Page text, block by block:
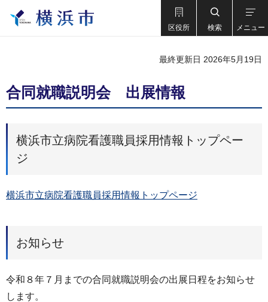
区役所 検索 メニュー
最終更新日 2026年5月19日
合同就職説明会 出展情報
横浜市立病院看護職員採用情報トップペー
ジ
横浜市立病院看護職員採用情報トップページ
お知らせ
令和８年７月までの合同就職説明会の出展日程をお知らせ
します。